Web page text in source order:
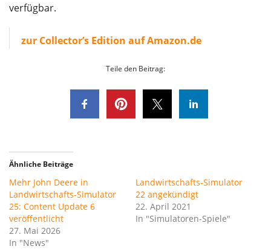
verfügbar.
zur Collector’s Edition auf Amazon.de
Teile den Beitrag:
Ähnliche Beiträge
Mehr John Deere in
Landwirtschafts-Simulator
25: Content Update 6
veröffentlicht
27. Mai 2026
In "News"
Landwirtschafts-Simulator
22 angekündigt
22. April 2021
In "Simulatoren-Spiele"